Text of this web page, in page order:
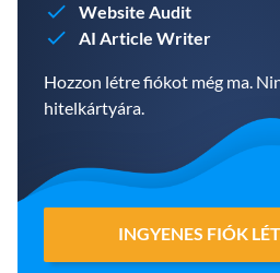
Website Audit
AI Article Writer
Hozzon létre fiókot még ma.
hitelkártyára.
INGYENES FIÓK